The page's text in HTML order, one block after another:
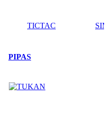
TICTAC
PIPAS